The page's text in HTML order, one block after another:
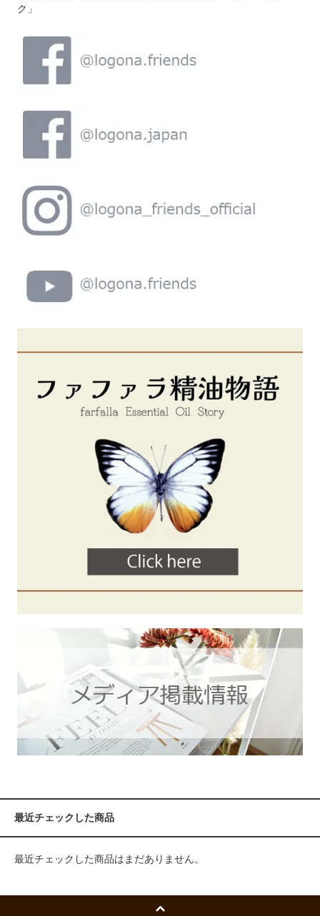
ク」
最近チェックした商品
最近チェックした商品はまだありません。